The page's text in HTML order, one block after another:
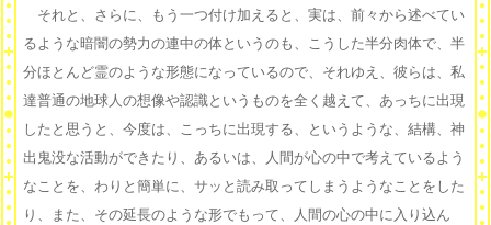
それと、さらに、もう一つ付け加えると、実は、前々から述べてい
るような暗闇の勢力の連中の体というのも、こうした半分肉体で、半
分ほとんど霊のような形態になっているので、それゆえ、彼らは、私
達普通の地球人の想像や認識というものを全く越えて、あっちに出現
したと思うと、今度は、こっちに出現する、というような、結構、神
出鬼没な活動ができたり、あるいは、人間が心の中で考えているよう
なことを、わりと簡単に、サッと読み取ってしまうようなことをした
り、また、その延長のような形でもって、人間の心の中に入り込ん